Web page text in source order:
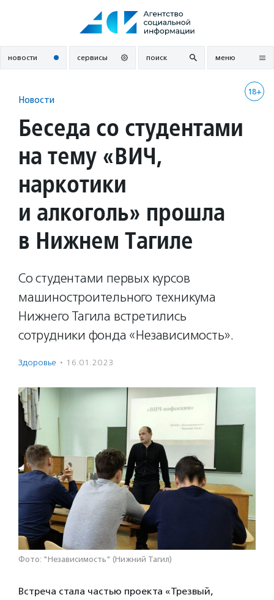
новости сервисы поиск меню
18+
Новости
Беседа со студентами
на тему «ВИЧ,
наркотики
и алкоголь» прошла
в Нижнем Тагиле
Со студентами первых курсов
машиностроительного техникума
Нижнего Тагила встретились
сотрудники фонда «Независимость».
Здоровье · 16.01.2023
Фото: "Независимость" (Нижний Тагил)
Встреча стала частью проекта «Трезвый,